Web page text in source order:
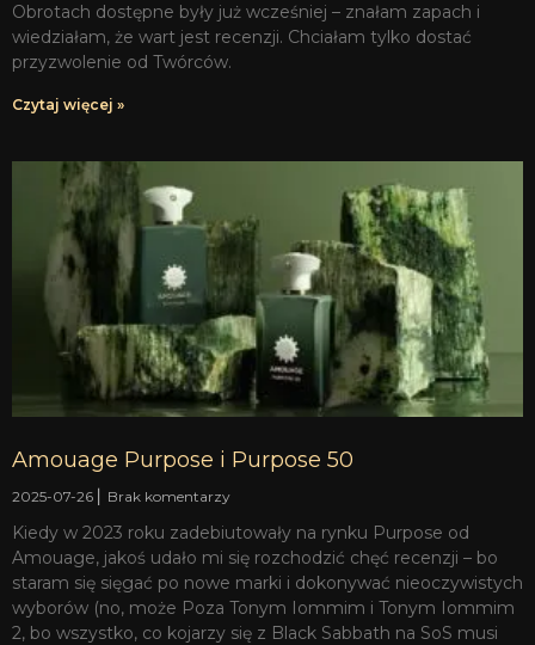
Obrotach dostępne były już wcześniej – znałam zapach i
wiedziałam, że wart jest recenzji. Chciałam tylko dostać
przyzwolenie od Twórców.
Czytaj więcej »
Amouage Purpose i Purpose 50
2025-07-26 Brak komentarzy
Kiedy w 2023 roku zadebiutowały na rynku Purpose od
Amouage, jakoś udało mi się rozchodzić chęć recenzji – bo
staram się sięgać po nowe marki i dokonywać nieoczywistych
wyborów (no, może Poza Tonym Iommim i Tonym Iommim
2, bo wszystko, co kojarzy się z Black Sabbath na SoS musi